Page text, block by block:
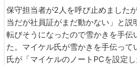
保守担当者が2人を呼び止めました
当だが社員証がまだ動かない」と説
転びそうになったので雪かきを手伝
た。マイケル氏が雪かきを手伝って
氏が「マイケルのノートPCを設定